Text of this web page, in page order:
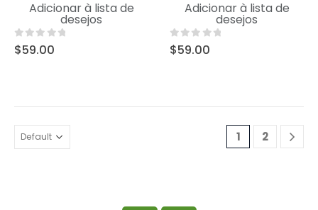
Adicionar à lista de
desejos
Product Short Name
0 out of 5
$59.00
Adicionar à lista de
desejos
Product Short Name
0 out of 5
$59.00
1 2